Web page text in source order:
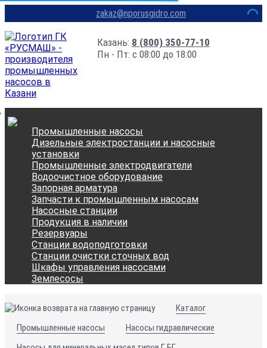
zakaz@nporusgidro.com
Казань: 8 (800) 350-77-10
Пн - Пт: с 08:00 до 18:00
Промышленные насосы
Дизельные электростанции и насосные
установки
Промышленные электродвигатели
Водоочистное оборудование
Запорная арматура
Запчасти к промышленным насосам
Насосные станции
Продукция в наличии
Резервуары
Станции водоподготовки
Станции очистки сточных вод
Шкафы управления насосами
Землесосы
Каталог
Промышленные насосы
Насосы гидравлические